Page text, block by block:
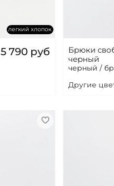
легкий хлопок
5 790 руб
Брюки
черный
черный /
Другие